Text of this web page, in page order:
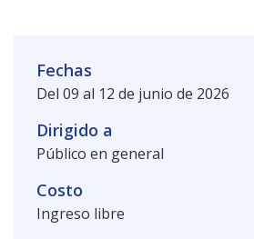
Fechas
Del 09 al 12 de junio de 2026
Dirigido a
Público en general
Costo
Ingreso libre